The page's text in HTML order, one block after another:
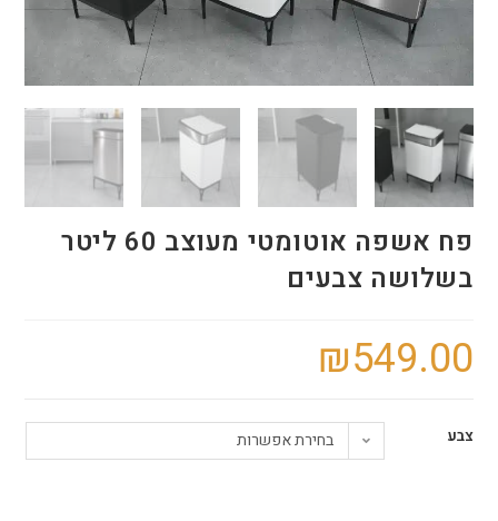
פח אשפה אוטומטי מעוצב 60 ליטר
בשלושה צבעים
₪549.00
צבע בחירת אפשרות